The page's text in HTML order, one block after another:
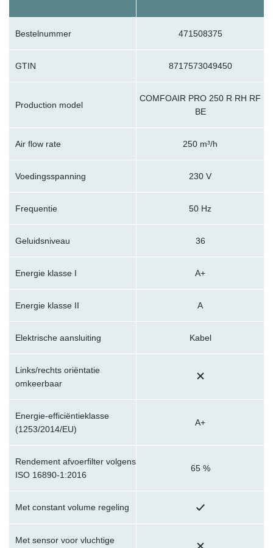
Bestelnummer 471508375
GTIN 8717573049450
Production model
COMFOAIR PRO 250 R RH RF
BE
Air flow rate 250 m³/h
Voedingsspanning 230 V
Frequentie 50 Hz
Geluidsniveau 36
Energie klasse I A+
Energie klasse II A
Elektrische aansluiting Kabel
Links/rechts oriëntatie
omkeerbaar
Energie-efficiëntieklasse
(1253/2014/EU)
A+
Rendement afvoerfilter volgens
ISO 16890-1:2016
65 %
Met constant volume regeling
Met sensor voor vluchtige